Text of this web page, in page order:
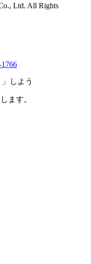
Ltd. All Rights
しよう
ます。